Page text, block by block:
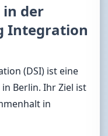
der
Integration
(DSI) ist eine
Berlin. Ihr Ziel ist
in